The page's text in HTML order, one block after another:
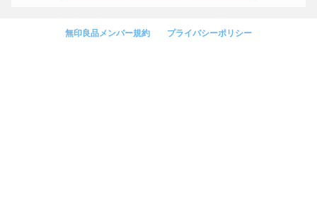
無印良品メンバー規約 プライバシーポリシー